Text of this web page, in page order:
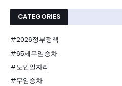
CATEGORIES
#2026정부정책
#65세무임승차
#노인일자리
#무임승차